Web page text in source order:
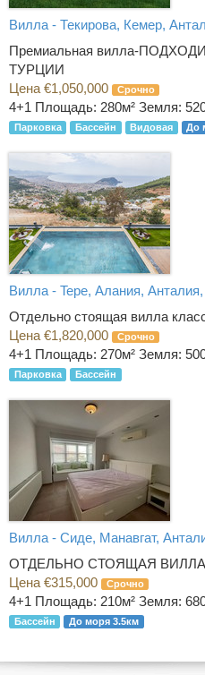
Вилла - Текирова, Кемер,
Премиальная вилла-
ТУРЦИИ
Цена €1,050,000
Срочно
4+1 Площадь: 280м² Земля:
Парковка Бассейн Видовая До
Вилла - Tepe, Алания,
Отдельно стоящая вилла
Цена €1,820,000
Срочно
4+1 Площадь: 270м² Земля:
Парковка Бассейн
Вилла - Сиде, Манавгат,
ОТДЕЛЬНО СТОЯЩАЯ ВИЛЛА
Цена €315,000
Срочно
4+1 Площадь: 210м² Земля:
Бассейн До моря 3.5км